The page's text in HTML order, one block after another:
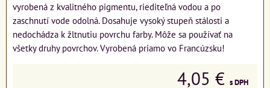
vyrobená z kvalitného pigmentu, riediteľná vodou a po
zaschnutí vode odolná. Dosahuje vysoký stupeň stálosti a
nedochádza k žltnutiu povrchu farby. Môže sa používať na
všetky druhy povrchov. Vyrobená priamo vo Francúzsku!
4,05 € s DPH